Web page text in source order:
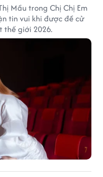
Mầu trong Chị Chị Em
tin vui khi được đề cử
thế giới 2026.